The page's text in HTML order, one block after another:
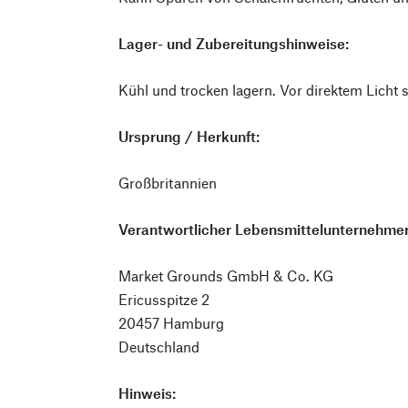
Lager- und Zubereitungshinweise:
Kühl und trocken lagern. Vor direktem Licht
Ursprung / Herkunft:
Großbritannien
Verantwortlicher
Market Grounds GmbH & Co. KG
Ericusspitze 2
20457 Hamburg
Deutschland
Hinweis: